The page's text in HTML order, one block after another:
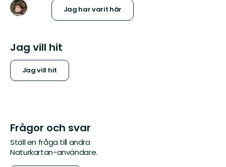
Jag har varit här
Jag vill hit
Jag vill hit
Frågor och svar
Ställ en fråga till andra
Naturkartan-användare.